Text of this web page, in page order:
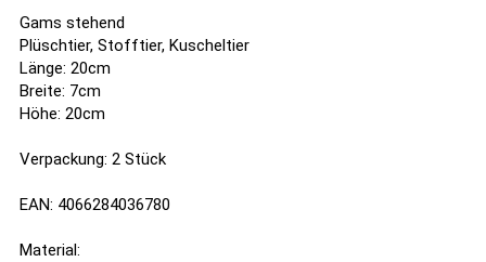
Gams stehend
Plüschtier, Stofftier, Kuscheltier
Länge: 20cm
Breite: 7cm
Höhe: 20cm
Verpackung: 2 Stück
EAN: 4066284036780
Material: